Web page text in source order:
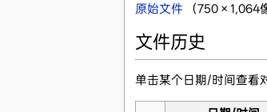
原始文件‎ （750 ×
文件历史
单击某个日期/时间查看